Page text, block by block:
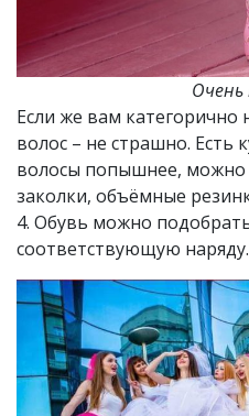
Если же вам категорично
волос – не страшно. Есть
волосы попышнее, можно
заколки, объёмные
4. Обувь можно
соответствующую наряду.